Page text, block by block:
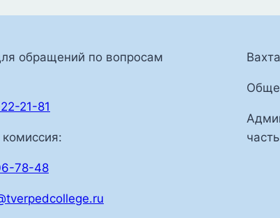
обращений по вопросам
21-81
78-48